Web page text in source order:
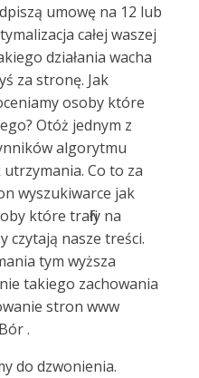
umowę na 12 lub
całej waszej
działania wacha
za stronę. Jak
osoby które
Otóż jednym z
algorytmu
Co to za
wyszukiwarce jak
które trafiły na
czytają nasze treści.
tym wyższa
takiego zachowania
stron www
.
do dzwonienia.